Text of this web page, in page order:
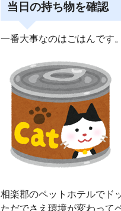
当日の持ち物を確認
一番大事なのはごはんです。
相楽郡のペットホテルでド
ただでさえ環境が変わって